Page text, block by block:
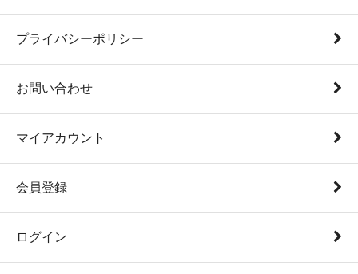
プライバシーポリシー
お問い合わせ
マイアカウント
会員登録
ログイン